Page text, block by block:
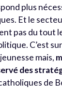
plus
Et le
pas du tout
C’est
mais,
des
de